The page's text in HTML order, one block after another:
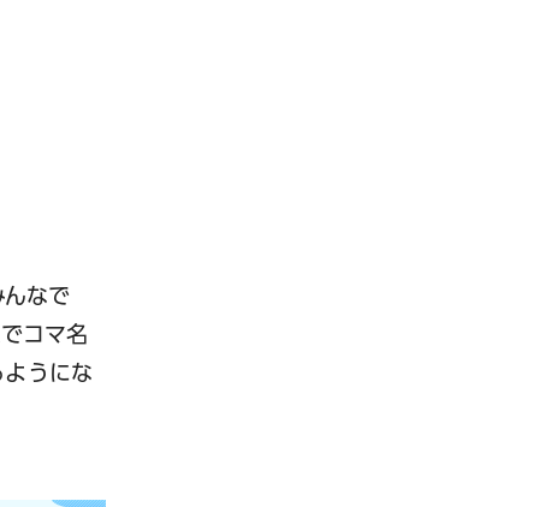
んなで
コマ名
ようにな